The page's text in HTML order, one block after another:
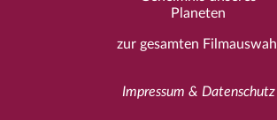
zur gesamten Filmauswahl
Impressum & Datenschutz